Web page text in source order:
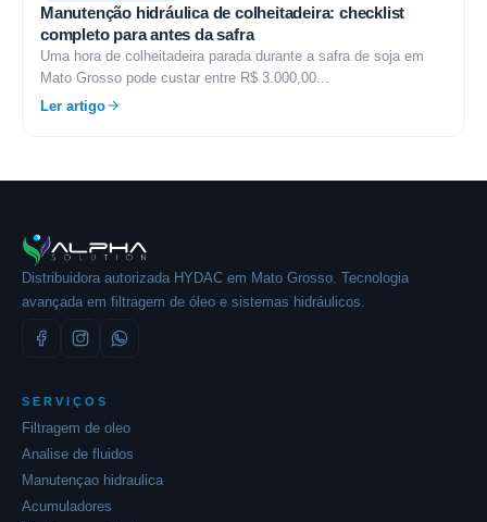
Manutenção hidráulica de colheitadeira: checklist
completo para antes da safra
Uma hora de colheitadeira parada durante a safra de soja em
Mato Grosso pode custar entre R$ 3.000,00...
Ler artigo
Distribuidora autorizada HYDAC em Mato Grosso. Tecnologia
avançada em filtragem de óleo e sistemas hidráulicos.
SERVIÇOS
Filtragem de oleo
Analise de fluidos
Manutençao hidraulica
Acumuladores